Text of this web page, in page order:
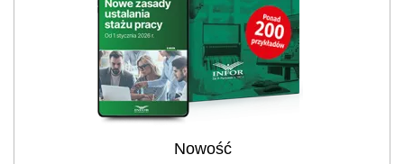
Nowość